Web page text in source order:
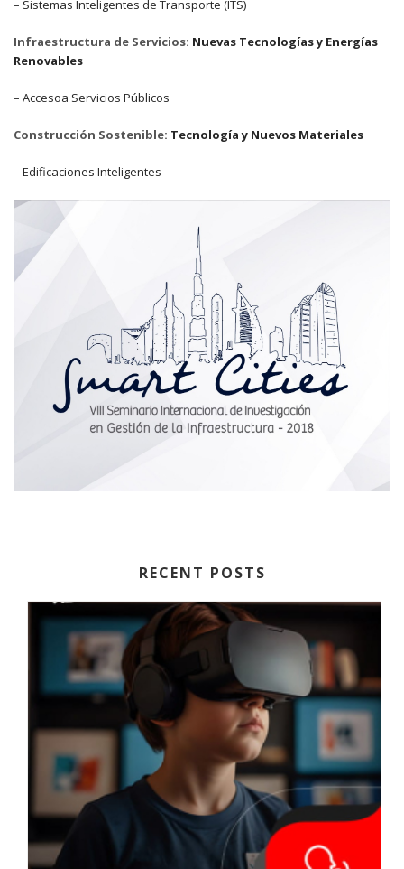
– Sistemas Inteligentes de Transporte (ITS)
Infraestructura de Servicios: Nuevas Tecnologías y Energías
Renovables
– Accesoa Servicios Públicos
Construcción Sostenible: Tecnología y Nuevos Materiales
– Edificaciones Inteligentes
RECENT POSTS